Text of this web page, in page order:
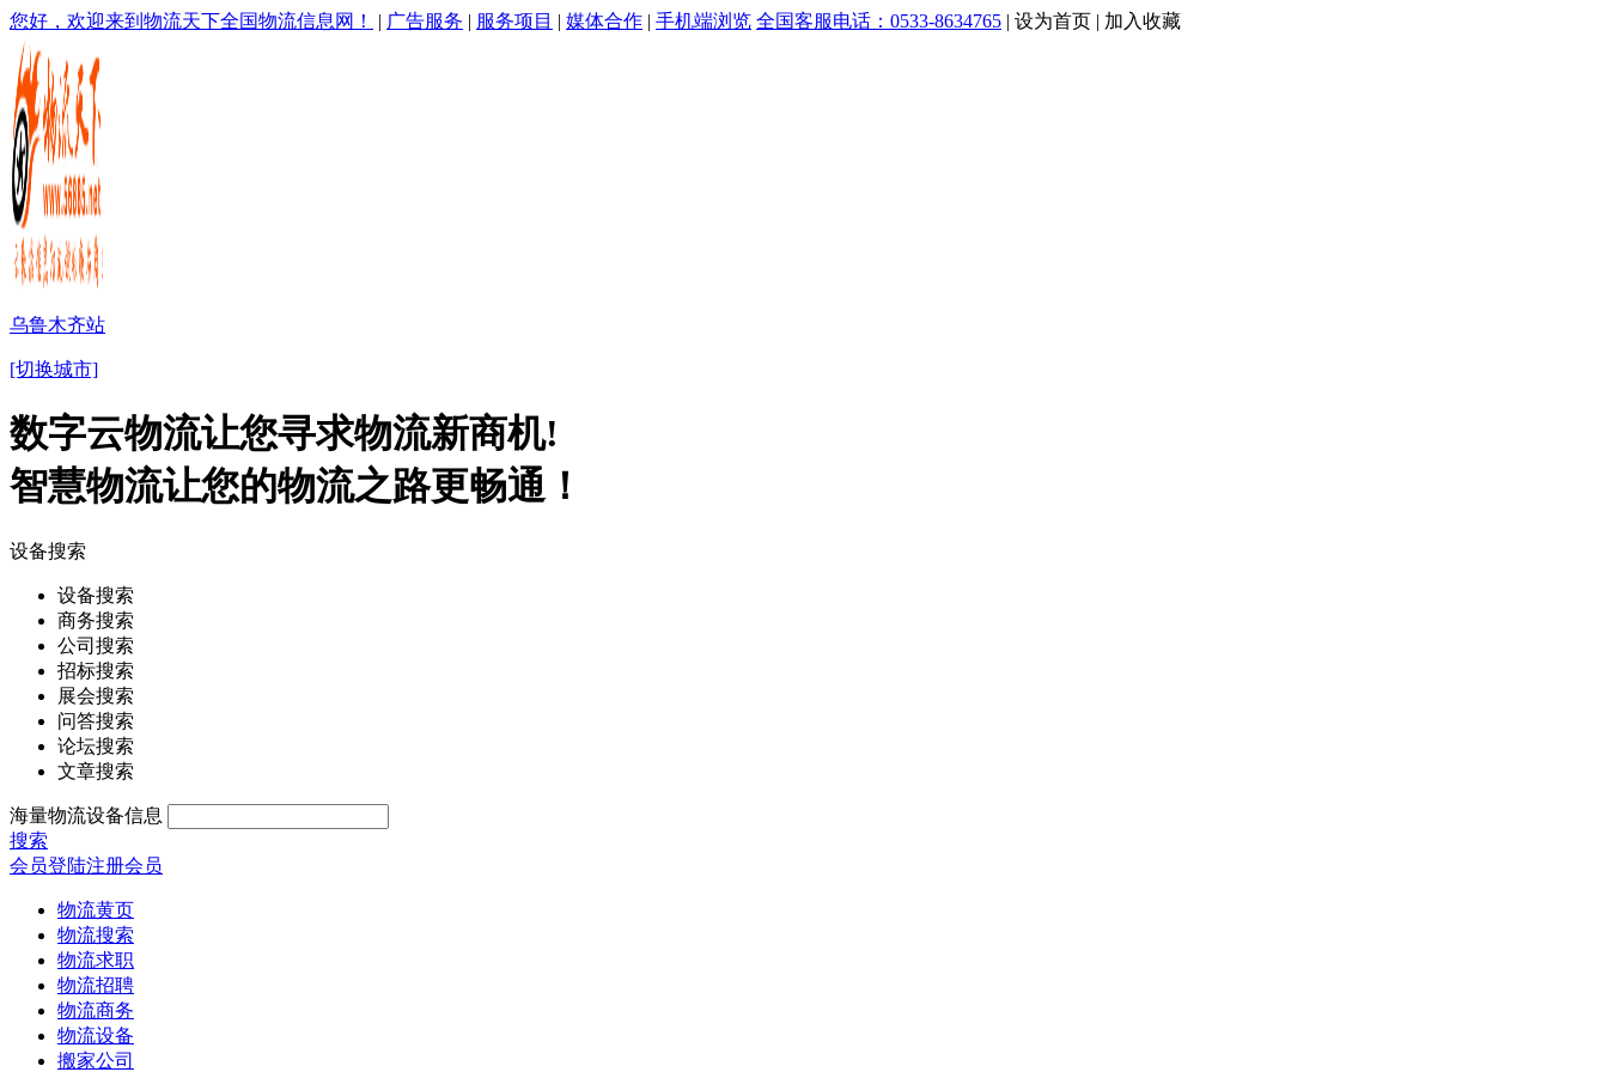
您好，欢迎来到物流天下全国物流信息网！ | 广告服务 | 服务项目 | 媒体合作 | 手机端浏览 全国客服电话：0533-8634765 | 设为首页 | 加入收藏
乌鲁木齐站
[切换城市]
数字云物流让您寻求物流新商机!
智慧物流让您的物流之路更畅通！
设备搜索
设备搜索
商务搜索
公司搜索
招标搜索
展会搜索
问答搜索
论坛搜索
文章搜索
海量物流设备信息
搜索
会员登陆注册会员
物流黄页
物流搜索
物流求职
物流招聘
物流商务
物流设备
搬家公司